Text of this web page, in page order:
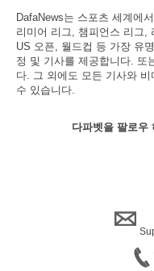
DafaNews는 스포츠 세계에
리미어 리그, 챔피언스 리그,
US 오픈, 월드컵 등 가장 유
정 및 기사를 제공합니다. 또
다. 그 외에도 모든 기사와
수 있습니다.
다파벳을 팔로우